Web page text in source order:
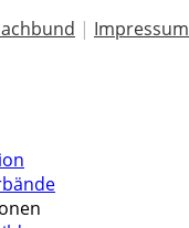
| Impressum